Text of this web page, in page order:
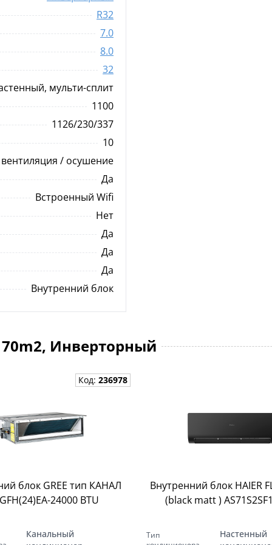
ионами серебра уничтожаются и тормозится их
дальнейшее развитие. Ионы серебра обладают
гигиеническими и антисептическими свойствами,
поэтому ионы серебра, нанесенные на
поверхность компонентов кондиционера,
покрытие. Функция самогигиены отвечает за
качестве отработанного воздуха.
Wi-Fi управление
Управление кондиционером или системой
кондиционирования с помощью смартфона или
Дистанционное управление позволяет включать
охлаждение в жаркие дни перед возвращением
домой. Повседневные ситуации, сопровождающие
нас по жизни, вдохновляют бренд Haier на
Wi-Fi простое и интуитивно понятное. Настройка
параметров работы кондиционера возможна с
помощью специального приложения на
мобильном устройстве. Это гарантирует доступ
отметить, что приложение позволяет настроить
несколько устройств. Кроме того, система
управления Wi-Fi позволяет создавать графики
возможно использование различных видов
беспроводного и проводного управления.
Очень тихая работа 16 дБ (А)
Очень тихая работа кондиционеров Haier была
воздушного потока и оптимизированному
вентилятора. Кондиционеры Haier работают с
уровнем шума, сниженным даже до 16 дБ (А),
благодаря чему их можно использовать ночью,
различные режимы работы, например ТИХИЙ
режим, который обеспечивает работу
кондиционера с минимально возможным уровнем
Датчик ЕСО
R32
7.0
8.0
32
мульти-сплит
1100
1126/230/337
10
/ осушение
Да
Встроенный Wifi
Нет
Да
Да
Да
Внутренний блок
Инверторный
Код: 236978
блок GREE тип КАНАЛ
24000 BTU
Канальный
Внутренний блок HAIER
(black matt )
Тип
Настенный